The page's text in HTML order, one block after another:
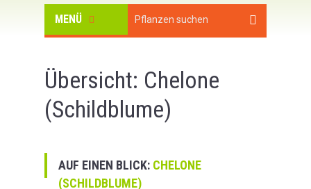
MENÜ
Übersicht: Chelone
(Schildblume)
AUF EINEN BLICK: CHELONE
(SCHILDBLUME)